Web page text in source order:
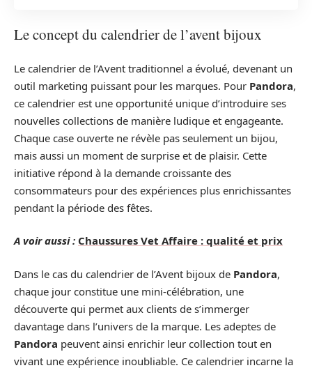
Le concept du calendrier de l’avent bijoux
Le calendrier de l’Avent traditionnel a évolué, devenant un
outil marketing puissant pour les marques. Pour Pandora,
ce calendrier est une opportunité unique d’introduire ses
nouvelles collections de manière ludique et engageante.
Chaque case ouverte ne révèle pas seulement un bijou,
mais aussi un moment de surprise et de plaisir. Cette
initiative répond à la demande croissante des
consommateurs pour des expériences plus enrichissantes
pendant la période des fêtes.
A voir aussi : Chaussures Vet Affaire : qualité et prix
Dans le cas du calendrier de l’Avent bijoux de Pandora,
chaque jour constitue une mini-célébration, une
découverte qui permet aux clients de s’immerger
davantage dans l’univers de la marque. Les adeptes de
Pandora peuvent ainsi enrichir leur collection tout en
vivant une expérience inoubliable. Ce calendrier incarne la